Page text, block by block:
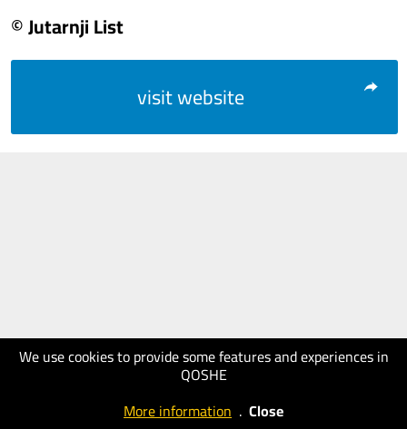
We use cookies to provide some features and experiences in
QOSHE
More information . Close
© Jutarnji List
visit website